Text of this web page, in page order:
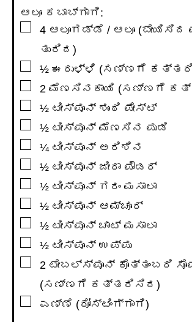
ಆಲೂ ಕಬಾಬ್ಗಾಗಿ:
▢4 ಆಲೂಗಡ್ಡೆ / ಆಲೂ (ಬೇಯಿಸಿದ
ತುರಿದ)
▢½ ಈರುಳ್ಳಿ (ಸಣ್ಣಗೆ
▢2 ಮೆಣಸಿನಕಾಯಿ (ಸಣ್ಣಗೆ
▢½ ಟೀಸ್ಪೂನ್ ಶುಂಠಿ ಪೇಸ್ಟ್
▢½ ಟೀಸ್ಪೂನ್ ಮೆಣಸಿನ ಪುಡಿ
▢¼ ಟೀಸ್ಪೂನ್ ಅರಿಶಿನ
▢½ ಟೀಸ್ಪೂನ್ ಜೀರಾ ಪೌಡರ್
▢½ ಟೀಸ್ಪೂನ್ ಗರಂ ಮಸಾಲಾ
▢½ ಟೀಸ್ಪೂನ್ ಆಮ್ಚೂರ್
▢½ ಟೀಸ್ಪೂನ್ ಚಾಟ್ ಮಸಾಲಾ
▢½ ಟೀಸ್ಪೂನ್ ಉಪ್ಪು
▢2 ಟೇಬಲ್ಸ್ಪೂನ್ ಕೊತ್ತಂಬರಿ
(ಸಣ್ಣಗೆ ಕತ್ತರಿಸಿದ)
▢ಎಣ್ಣೆ (ರೋಸ್ಟಿಂಗ್ಗಾಗಿ)